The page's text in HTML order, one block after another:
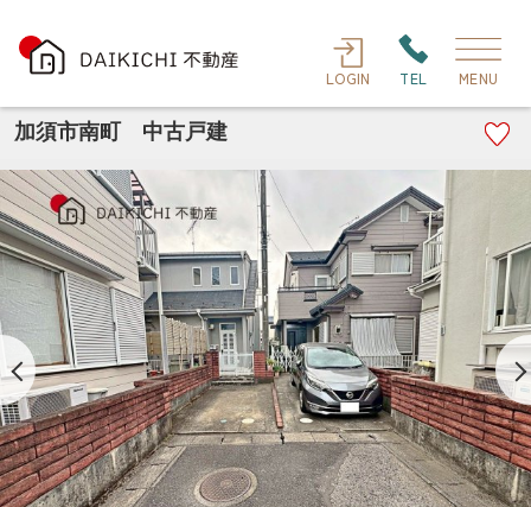
LOGIN TEL MENU
加須市南町 中古戸建